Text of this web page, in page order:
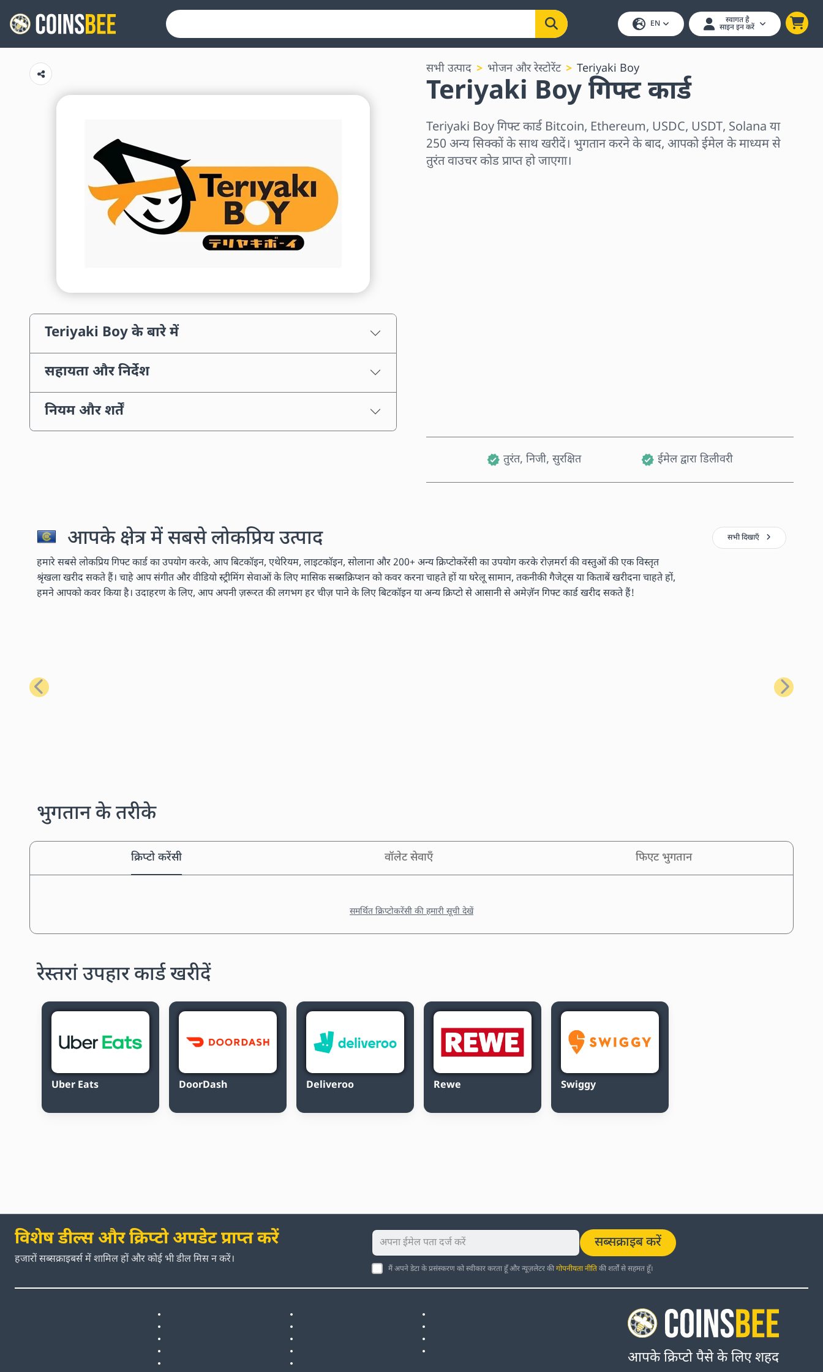
EN स्वागत है
साइन इन करें
Teriyaki Boy के बारे में
सहायता और निर्देश
नियम और शर्तें
सभी उत्पाद भोजन और रेस्टोरेंट Teriyaki Boy
Teriyaki Boy गिफ्ट कार्ड
Teriyaki Boy गिफ्ट कार्ड Bitcoin, Ethereum, USDC, USDT, Solana या
250 अन्य सिक्कों के साथ खरीदें। भुगतान करने के बाद, आपको ईमेल के माध्यम से
तुरंत वाउचर कोड प्राप्त हो जाएगा।
तुरंत, निजी, सुरक्षित ईमेल द्वारा डिलीवरी
आपके क्षेत्र में सबसे लोकप्रिय उत्पाद
हमारे सबसे लोकप्रिय गिफ्ट कार्ड का उपयोग करके, आप बिटकॉइन, एथेरियम, लाइटकॉइन, सोलाना और 200+ अन्य क्रिप्टोकरेंसी का उपयोग करके रोज़मर्रा की वस्तुओं की एक विस्तृत
श्रृंखला खरीद सकते हैं। चाहे आप संगीत और वीडियो स्ट्रीमिंग सेवाओं के लिए मासिक सब्सक्रिप्शन को कवर करना चाहते हों या घरेलू सामान, तकनीकी गैजेट्स या किताबें खरीदना चाहते हों,
हमने आपको कवर किया है। उदाहरण के लिए, आप अपनी ज़रूरत की लगभग हर चीज़ पाने के लिए बिटकॉइन या अन्य क्रिप्टो से आसानी से अमेज़ॅन गिफ्ट कार्ड खरीद सकते हैं!
सभी दिखाएँ
पिछला अगला
भुगतान के तरीके
क्रिप्टो करेंसी वॉलेट सेवाएँ फिएट भुगतान
समर्थित क्रिप्टोकरेंसी की हमारी सूची देखें
रेस्तरां उपहार कार्ड खरीदें
Uber Eats DoorDash Deliveroo Rewe Swiggy
विशेष डील्स और क्रिप्टो अपडेट प्राप्त करें
हजारों सब्सक्राइबर्स में शामिल हों और कोई भी डील मिस न करें।
सब्सक्राइब करें
मैं अपने डेटा के प्रसंस्करण को स्वीकार करता हूँ और न्यूज़लेटर कीगोपनीयता नीतिकी शर्तों से सहमत हूँ।
आपके क्रिप्टो पैसे के लिए शहद